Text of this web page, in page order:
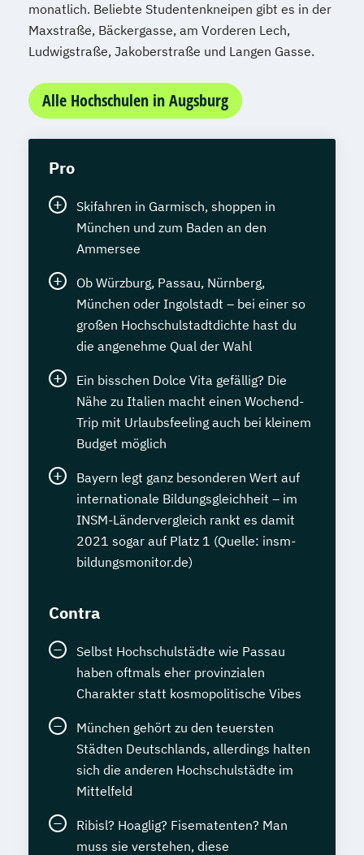
monatlich. Beliebte Studentenkneipen gibt es in der
Maxstraße, Bäckergasse, am Vorderen Lech,
Ludwigstraße, Jakoberstraße und Langen Gasse.
Alle Hochschulen in Augsburg
Pro
Skifahren in Garmisch, shoppen in
München und zum Baden an den
Ammersee
Ob Würzburg, Passau, Nürnberg,
München oder Ingolstadt – bei einer so
großen Hochschulstadtdichte hast du
die angenehme Qual der Wahl
Ein bisschen Dolce Vita gefällig? Die
Nähe zu Italien macht einen Wochend-
Trip mit Urlaubsfeeling auch bei kleinem
Budget möglich
Bayern legt ganz besonderen Wert auf
internationale Bildungsgleichheit – im
INSM-Ländervergleich rankt es damit
2021 sogar auf Platz 1 (Quelle: insm-
bildungsmonitor.de)
Contra
Selbst Hochschulstädte wie Passau
haben oftmals eher provinzialen
Charakter statt kosmopolitische Vibes
München gehört zu den teuersten
Städten Deutschlands, allerdings halten
sich die anderen Hochschulstädte im
Mittelfeld
Ribisl? Hoaglig? Fisematenten? Man
muss sie verstehen, diese